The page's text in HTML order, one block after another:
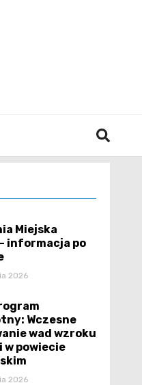
Miejska
informacja po
2026
Wczesne
wad wzroku
w powiecie
2026